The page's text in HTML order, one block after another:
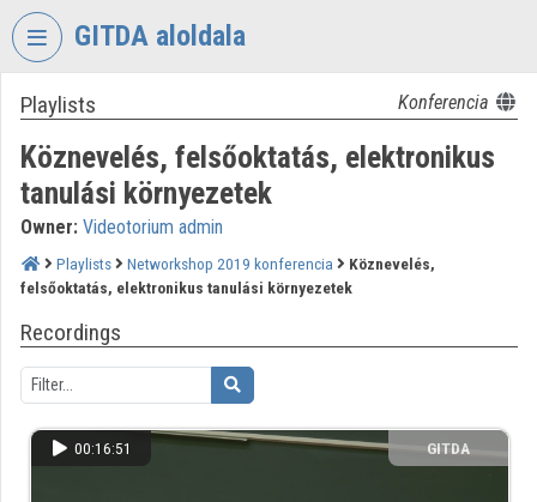
Skip header
GITDA aloldala
VIDEO
GOVERNMENTAL
INFORMATION-
TECHNOLOGY
DEVELOPMENT
AGENCY
Organization home
Log In
Organization discovery
Playlists Konferencia
Köznevelés, felsőoktatás, elektronikus
tanulási környezetek
Owner: Videotorium admin
Playlists Networkshop 2019 konferencia
Köznevelés,
felsőoktatás, elektronikus tanulási környezetek
Recordings
00:16:51 GITDA